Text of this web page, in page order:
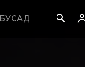
БУСАД